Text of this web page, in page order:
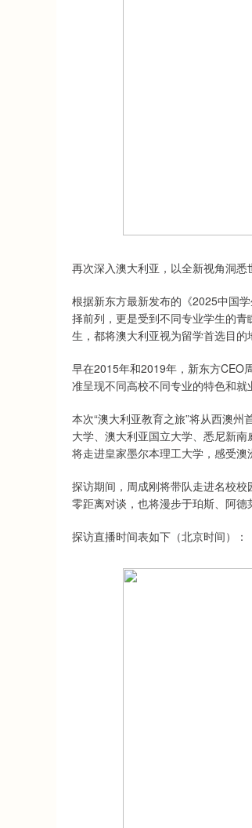
再次深入澳大利亚，以全新视角洞悉
根据新东方最新发布的《2025中国
择前列，更是受到不同专业学生的
生，都将澳大利亚视为留学首选目的
早在2015年和2019年，新东方CEO
准呈现不同高校不同专业的特色和就
本次“澳大利亚教育之旅”将从西澳
大学、澳大利亚国立大学、悉尼新
将走进皇家墨尔本理工大学，感受澳
探访期间，周成刚将带队走进名校
零距离对谈，也将漫步于珀斯、阿德
探访直播时间表如下（北京时间）：